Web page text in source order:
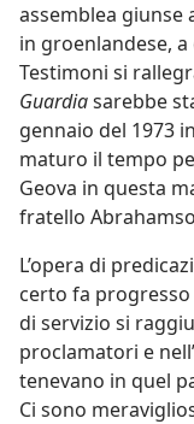
assemblea giunse
in groenlandese,
Testimoni si
Guardiasarebbe
gennaio del 1973
maturo il tempo
Geova in questa
fratello
L’opera di
certo fa
di servizio si
proclamatori e
tenevano in quel
Ci sono